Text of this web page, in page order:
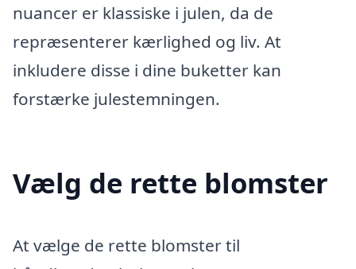
nuancer er klassiske i julen, da de
repræsenterer kærlighed og liv. At
inkludere disse i dine buketter kan
forstærke julestemningen.
Vælg de rette blomster
At vælge de rette blomster til